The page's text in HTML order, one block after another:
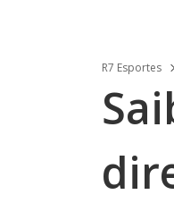
R7 Esportes